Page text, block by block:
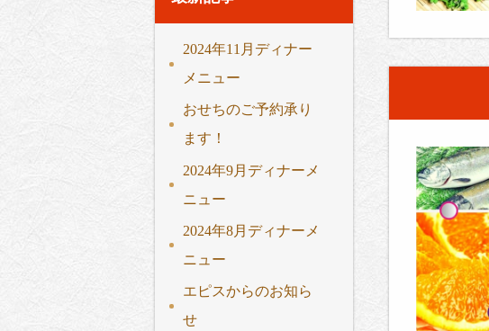
2024年11月ディナー
メニュー
おせちのご予約承り
ます！
2024年9月ディナーメ
ニュー
2024年8月ディナーメ
ニュー
エピスからのお知ら
せ